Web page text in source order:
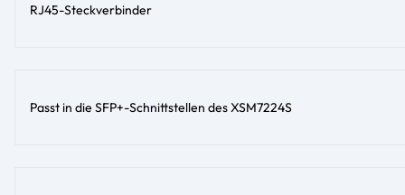
RJ45-Steckverbinder
Passt in die SFP+-Schnittstellen des XSM7224S